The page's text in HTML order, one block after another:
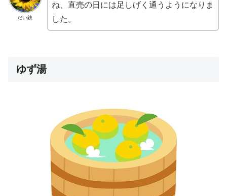
だい鉄
ね、直売の日には足しげく通うようになりま
した。
ゆず湯